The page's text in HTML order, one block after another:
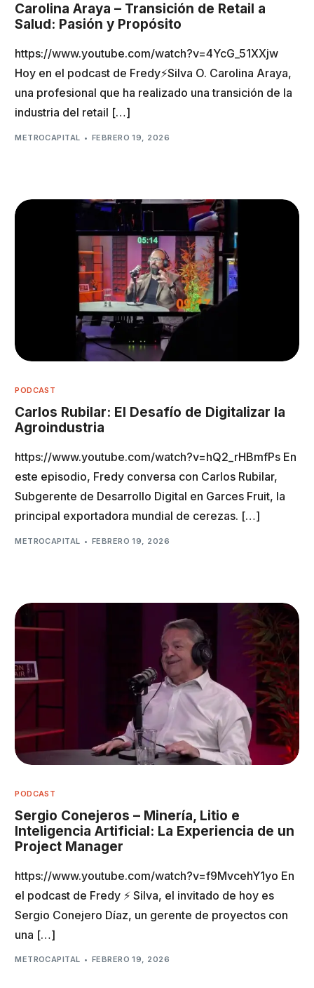
Carolina Araya – Transición de Retail a
Salud: Pasión y Propósito
https://www.youtube.com/watch?v=4YcG_51XXjw
Hoy en el podcast de Fredy⚡️Silva O. Carolina Araya,
una profesional que ha realizado una transición de la
industria del retail […]
METROCAPITAL FEBRERO 19, 2026
PODCAST
Carlos Rubilar: El Desafío de Digitalizar la
Agroindustria
https://www.youtube.com/watch?v=hQ2_rHBmfPs En
este episodio, Fredy conversa con Carlos Rubilar,
Subgerente de Desarrollo Digital en Garces Fruit, la
principal exportadora mundial de cerezas. […]
METROCAPITAL FEBRERO 19, 2026
PODCAST
Sergio Conejeros – Minería, Litio e
Inteligencia Artificial: La Experiencia de un
Project Manager
https://www.youtube.com/watch?v=f9MvcehY1yo En
el podcast de Fredy ⚡️ Silva, el invitado de hoy es
Sergio Conejero Díaz, un gerente de proyectos con
una […]
METROCAPITAL FEBRERO 19, 2026